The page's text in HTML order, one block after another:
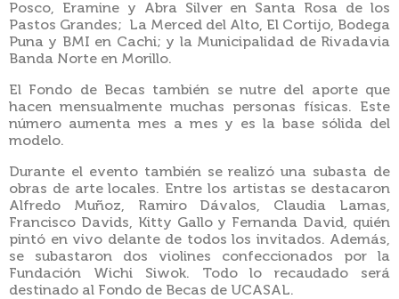
Posco, Eramine y Abra Silver en Santa Rosa de los
Pastos Grandes; La Merced del Alto, El Cortijo, Bodega
Puna y BMI en Cachi; y la Municipalidad de Rivadavia
Banda Norte en Morillo.
El Fondo de Becas también se nutre del aporte que
hacen mensualmente muchas personas físicas. Este
número aumenta mes a mes y es la base sólida del
modelo.
Durante el evento también se realizó una subasta de
obras de arte locales. Entre los artistas se destacaron
Alfredo Muñoz, Ramiro Dávalos, Claudia Lamas,
Francisco Davids, Kitty Gallo y Fernanda David, quién
pintó en vivo delante de todos los invitados. Además,
se subastaron dos violines confeccionados por la
Fundación Wichi Siwok. Todo lo recaudado será
destinado al Fondo de Becas de UCASAL.